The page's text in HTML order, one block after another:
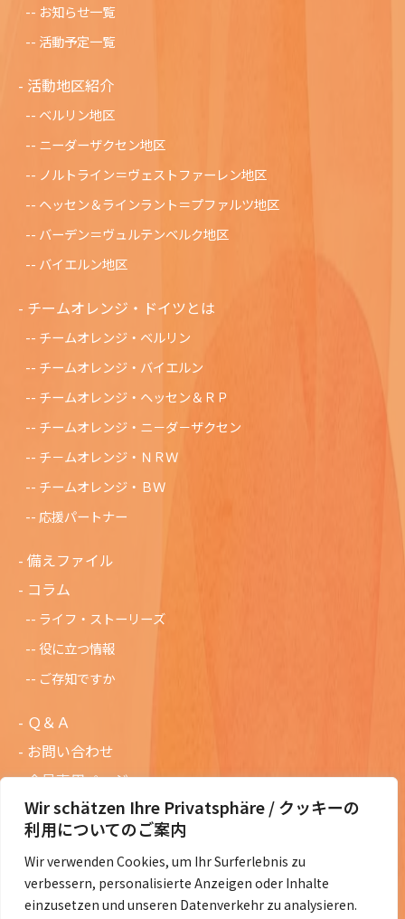
Wir schätzen Ihre Privatsphäre / クッキーの
利用についてのご案内
Wir verwenden Cookies, um Ihr Surferlebnis zu
verbessern, personalisierte Anzeigen oder Inhalte
einzusetzen und unseren Datenverkehr zu analysieren.
お知らせ一覧
活動予定一覧
活動地区紹介
ベルリン地区
ニーダーザクセン地区
ノルトライン＝ヴェストファーレン地区
ヘッセン＆ラインラント＝プファルツ地区
バーデン＝ヴュルテンベルク地区
バイエルン地区
チームオレンジ・ドイツとは
チームオレンジ・ベルリン
チームオレンジ・バイエルン
チームオレンジ・ヘッセン＆ＲＰ
チームオレンジ・ニ－ダ－ザクセン
チ－ムオレンジ・ＮＲＷ
チームオレンジ・ＢＷ
応援パートナー
備えファイル
コラム
ライフ・ストーリーズ
役に立つ情報
ご存知ですか
Ｑ＆Ａ
お問い合わせ
会員専用ページ
ニュースレターバックナンバー
過去の講演資料
総会議事録
定款・会費規定など